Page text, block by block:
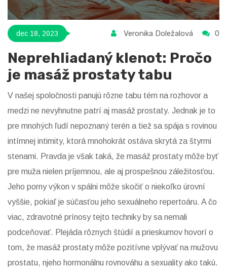
dec 18, 2023 Veronika Doležalová 0
Neprehliadaný klenot: Pročo
je masáž prostaty tabu
V našej spoločnosti panujú rôzne tabu tém na rozhovor a
medzi ne nevyhnutne patrí aj masáž prostaty. Jednak je to
pre mnohých ľudí nepoznaný terén a tiež sa spája s rovinou
intímnej intimity, ktorá mnohokrát ostáva skrytá za štyrmi
stenami. Pravda je však taká, že masáž prostaty môže byť
pre muža nielen príjemnou, ale aj prospešnou záležitosťou.
Jeho porny výkon v spálni môže skočiť o niekoľko úrovní
vyššie, pokiaľ je súčasťou jeho sexuálneho repertoáru. A čo
viac, zdravotné prínosy tejto techniky by sa nemali
podceňovať. Plejáda rôznych štúdií a prieskumov hovorí o
tom, že masáž prostaty môže pozitívne vplývať na mužovu
prostatu, njeho hormonálnu rovnováhu a sexuality ako takú.